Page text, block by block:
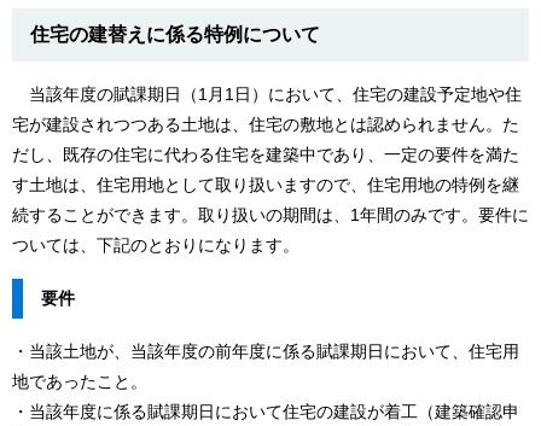
住宅の建替えに係る特例について
当該年度の賦課期日（1月1日）において、住宅の建設予定地や住
宅が建設されつつある土地は、住宅の敷地とは認められません。た
だし、既存の住宅に代わる住宅を建築中であり、一定の要件を満た
す土地は、住宅用地として取り扱いますので、住宅用地の特例を継
続することができます。取り扱いの期間は、1年間のみです。要件に
ついては、下記のとおりになります。
要件
・当該土地が、当該年度の前年度に係る賦課期日において、住宅用
地であったこと。
・当該年度に係る賦課期日において住宅の建設が着工（建築確認申